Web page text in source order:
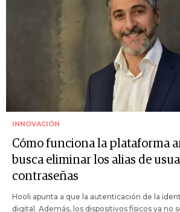
INNOVACIÓN
Cómo funciona la plataforma
busca eliminar los alias de
contraseñas
Hooli apunta a que la autenticación de la
digital. Además, los dispositivos físicos ya no